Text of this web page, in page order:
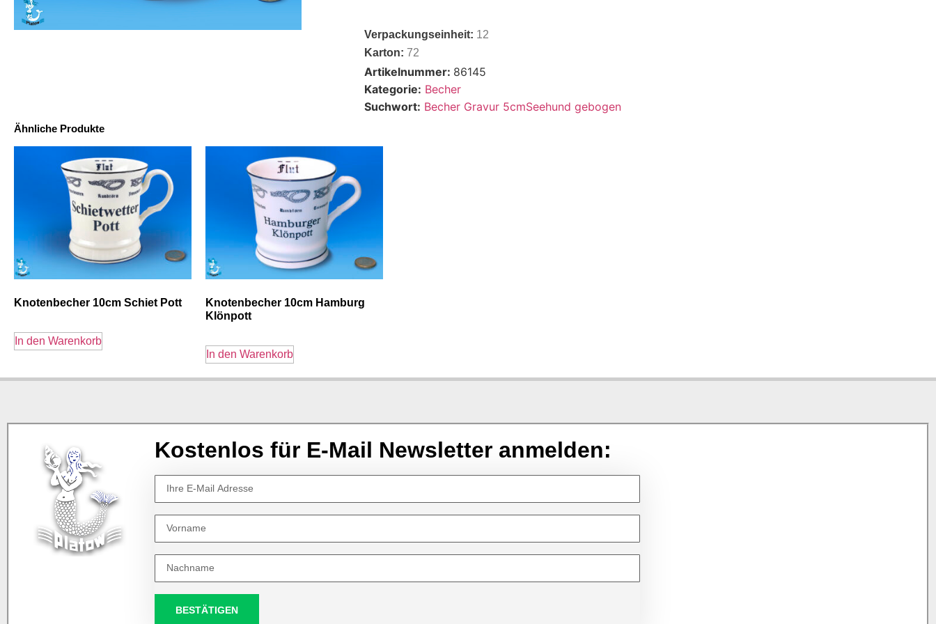
Verpackungseinheit: 12
Karton: 72
Artikelnummer: 86145
Kategorie: Becher
Suchwort: Becher Gravur 5cmSeehund gebogen
Ähnliche Produkte
Knotenbecher 10cm Schiet Pott
In den Warenkorb
Knotenbecher 10cm Hamburg
Klönpott
In den Warenkorb
Kostenlos für E-Mail Newsletter anmelden:
BESTÄTIGEN